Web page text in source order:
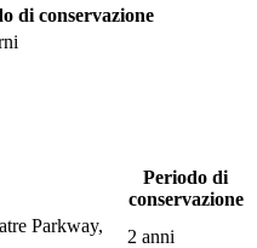
di conservazione
Periodo di
conservazione
Parkway,
2 anni